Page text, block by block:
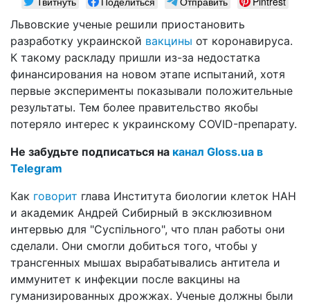
Львовские ученые решили приостановить
разработку украинской вакцины от коронавируса.
К такому раскладу пришли из-за недостатка
финансирования на новом этапе испытаний, хотя
первые эксперименты показывали положительные
результаты. Тем более правительство якобы
потеряло интерес к украинскому COVID-препарату.
Не забудьте подписаться на канал Gloss.ua в
Telegram
Как говорит глава Института биологии клеток НАН
и академик Андрей Сибирный в эксклюзивном
интервью для "Суспільного", что план работы они
сделали. Они смогли добиться того, чтобы у
трансгенных мышах вырабатывались антитела и
иммунитет к инфекции после вакцины на
гуманизированных дрожжах. Ученые должны были